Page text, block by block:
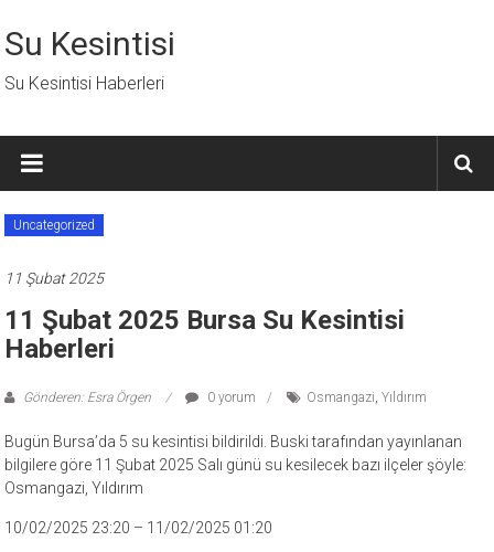
geç
Su Kesintisi
Su Kesintisi Haberleri
Uncategorized
11 Şubat 2025
11 Şubat 2025 Bursa Su Kesintisi
Haberleri
Gönderen: Esra Örgen 0 yorum Osmangazi,Yıldırım
Bugün Bursa’da 5 su kesintisi bildirildi. Buski tarafından yayınlanan
bilgilere göre 11 Şubat 2025 Salı günü su kesilecek bazı ilçeler şöyle:
Osmangazi, Yıldırım
10/02/2025 23:20 – 11/02/2025 01:20